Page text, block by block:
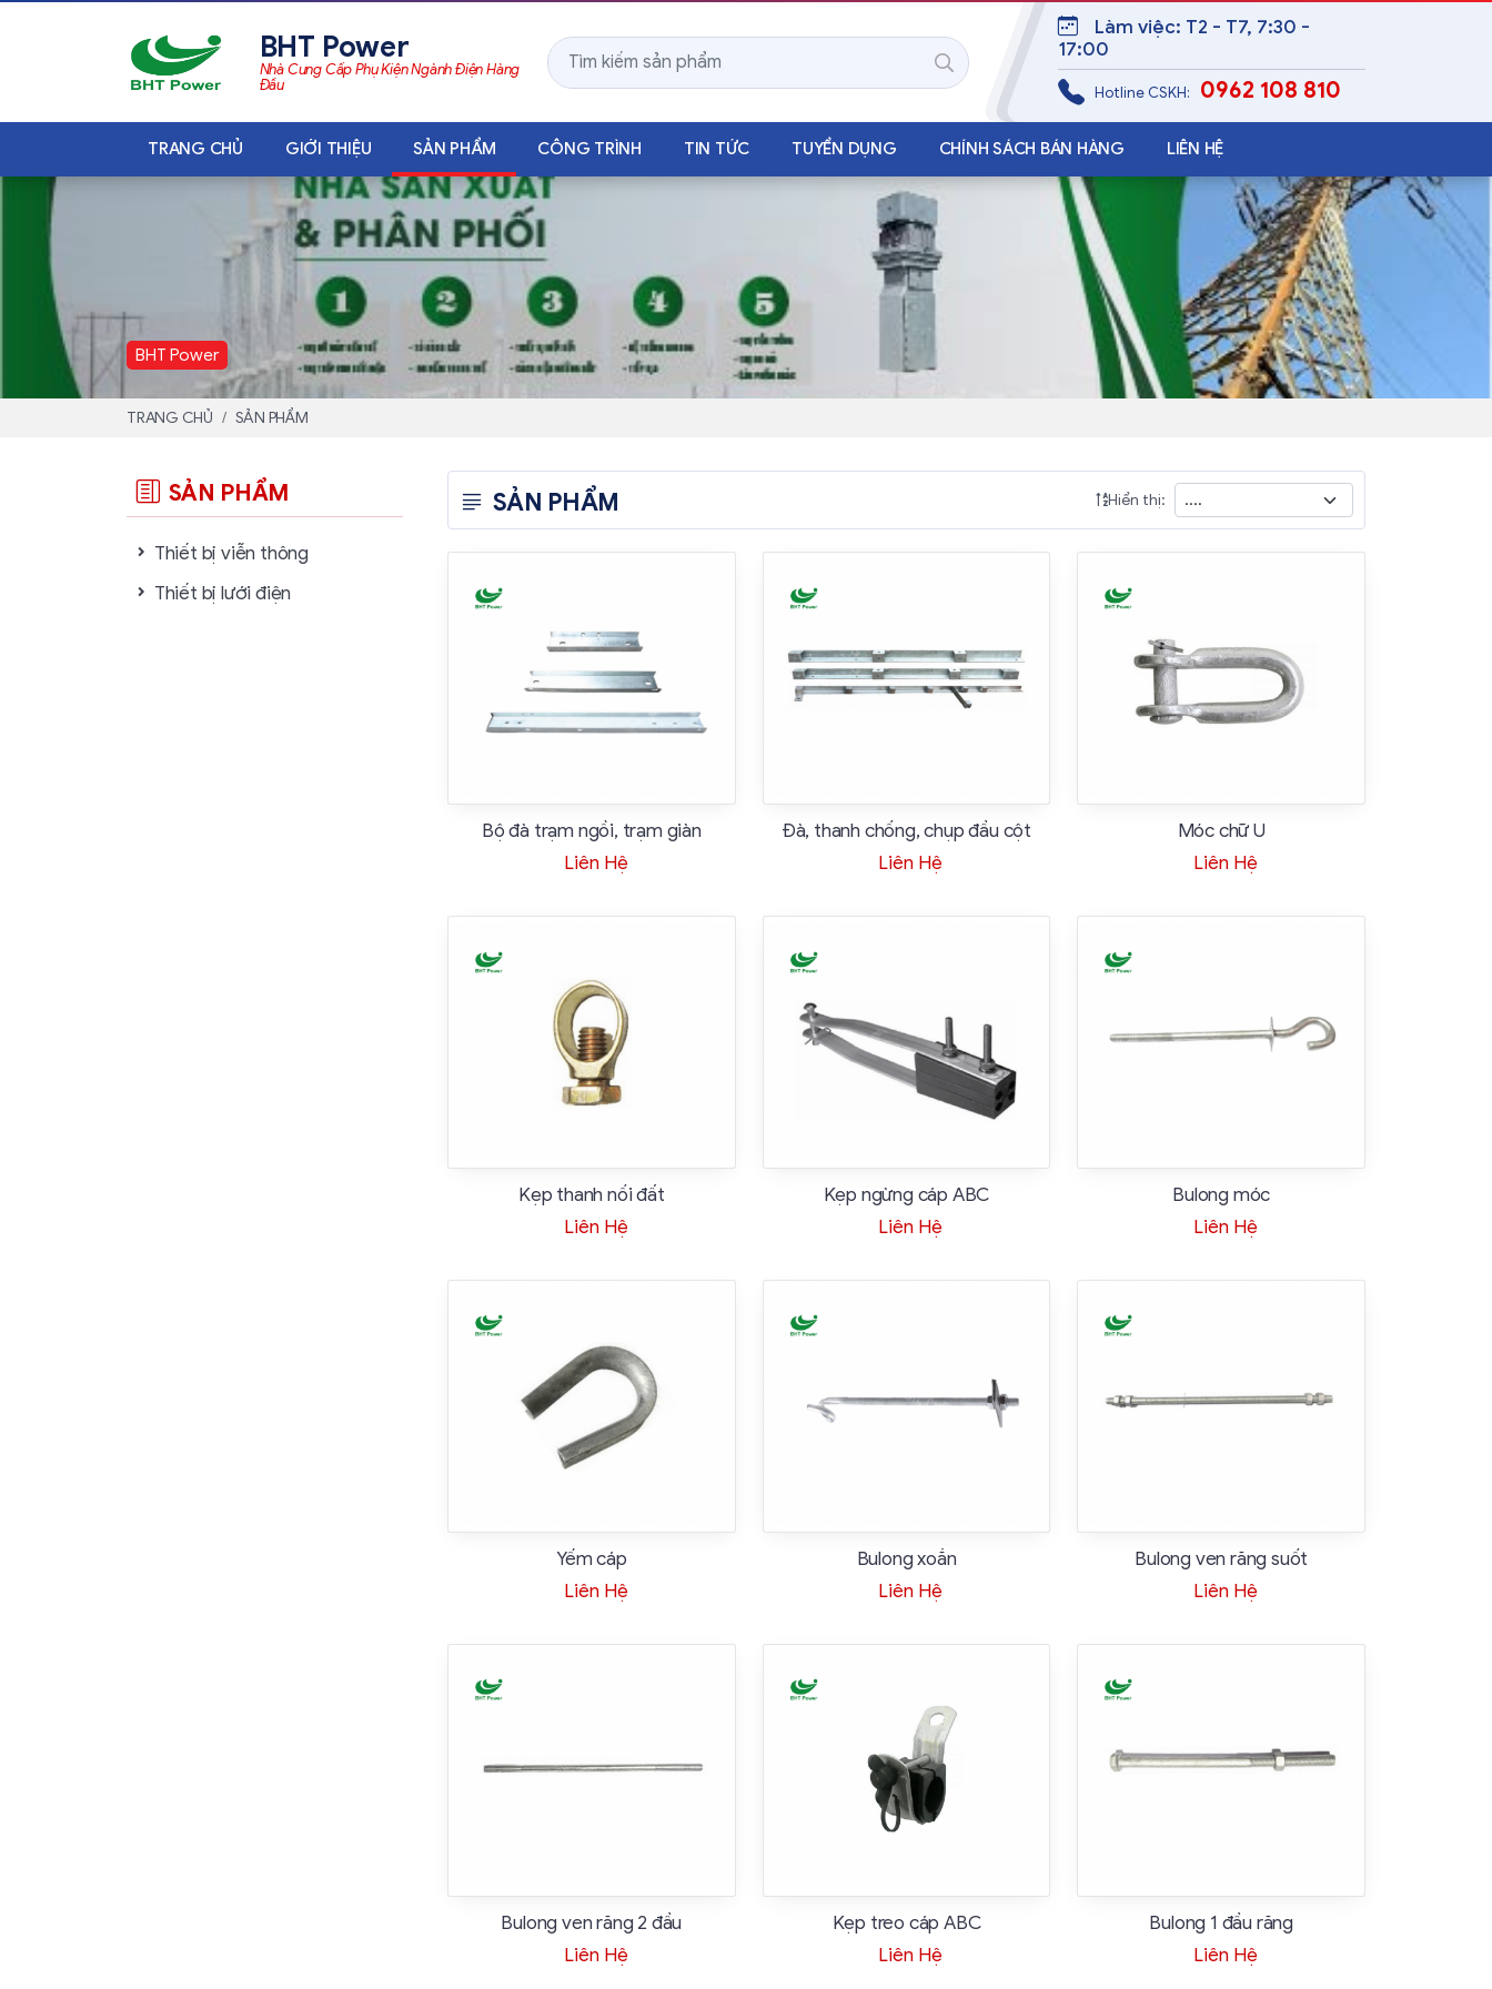
BHT Power
Nhà Cung Cấp Phụ Kiện Ngành Điện Hàng
Đầu
Làm việc: T2 - T7, 7:30 -
17:00
Hotline CSKH: 0962 108 810
TRANG CHỦ GIỚI THIỆU SẢN PHẨM CÔNG TRÌNH TIN TỨC TUYỂN DỤNG CHÍNH SÁCH BÁN HÀNG LIÊN HỆ
BHT Power
TRANG CHỦ SẢN PHẨM
SẢN PHẨM Hiển thị:
Bộ đà trạm ngồi, trạm giàn
Liên Hệ
Đà, thanh chống, chụp đầu cột
Liên Hệ
Móc chữ U
Liên Hệ
Kẹp thanh nối đất
Liên Hệ
Kẹp ngừng cáp ABC
Liên Hệ
Bulong móc
Liên Hệ
Yếm cáp
Liên Hệ
Bulong xoắn
Liên Hệ
Bulong ven răng suốt
Liên Hệ
Bulong ven răng 2 đầu
Liên Hệ
Kẹp treo cáp ABC
Liên Hệ
Bulong 1 đầu răng
Liên Hệ
SẢN PHẨM
Thiết bị viễn thông
Thiết bị lưới điện